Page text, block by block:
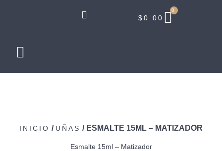
$0.00
0
INICIO / UÑAS / ESMALTE 15ML – MATIZADOR
Esmalte 15ml – Matizador